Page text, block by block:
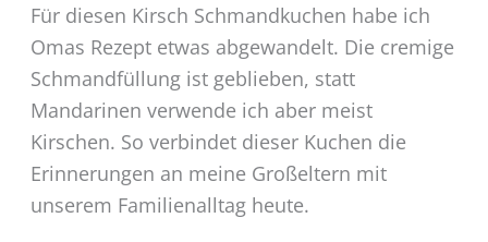
Für diesen Kirsch Schmandkuchen habe ich
Omas Rezept etwas abgewandelt. Die cremige
Schmandfüllung ist geblieben, statt
Mandarinen verwende ich aber meist
Kirschen. So verbindet dieser Kuchen die
Erinnerungen an meine Großeltern mit
unserem Familienalltag heute.